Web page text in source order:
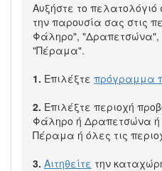
Αυξήστε το
την παρουσία σας στις
Φάληρο", "Δραπετσώνα",
"Πέραμα".
1. Επιλέξτε πρόγραμμα
2. Επιλέξτε περιοχή
Φάληρο ή Δραπετσώνα ή
Πέραμα ή όλες τις
3. Αιτηθείτε την